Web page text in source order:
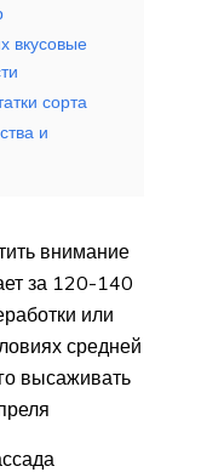
вкусовые
сорта
и
внимание
за 120-140
или
средней
высаживать